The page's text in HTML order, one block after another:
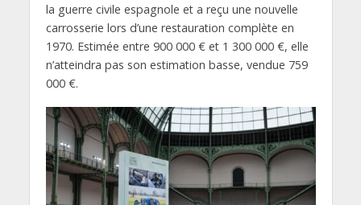
la guerre civile espagnole et a reçu une nouvelle
carrosserie lors d’une restauration complète en
1970. Estimée entre 900 000 € et 1 300 000 €, elle
n’atteindra pas son estimation basse, vendue 759
000 €.